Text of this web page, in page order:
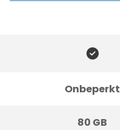

Onbeperkt
80 GB